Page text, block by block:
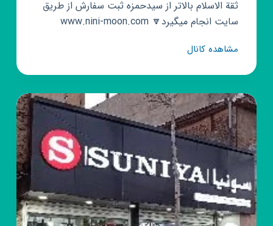
ثقة الاسلام بالاتر از سیدحمزه ثبت سفارش از طریق
سایت انجام میگیرد🔽 www.nini-moon.com
مشاهده کانالکانال
سیسمونی
نینیمون